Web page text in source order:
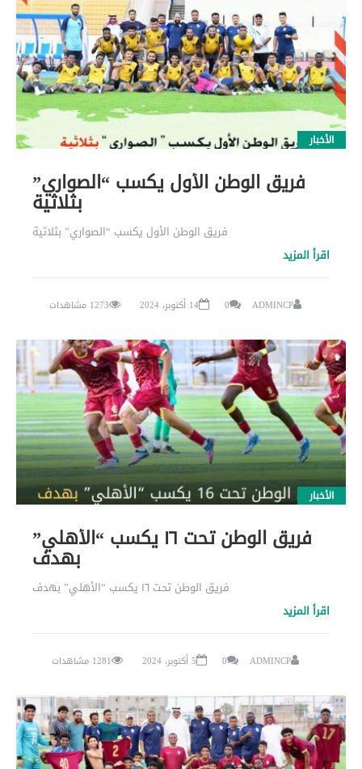
الأخبار
فريق الوطن الأول يكسب “الصواري”
بثلاثية
فريق الوطن الأول يكسب “الصواري” بثلاثية
اقرأ المزيد
ADMINCP
0 14 أكتوبر، 2024 1273 مشاهدات
الأخبار
فريق الوطن تحت ١٦ يكسب “الأهلي”
بهدف
فريق الوطن تحت ١٦ يكسب “الأهلي” بهدف
اقرأ المزيد
ADMINCP
0 5 أكتوبر، 2024 1281 مشاهدات